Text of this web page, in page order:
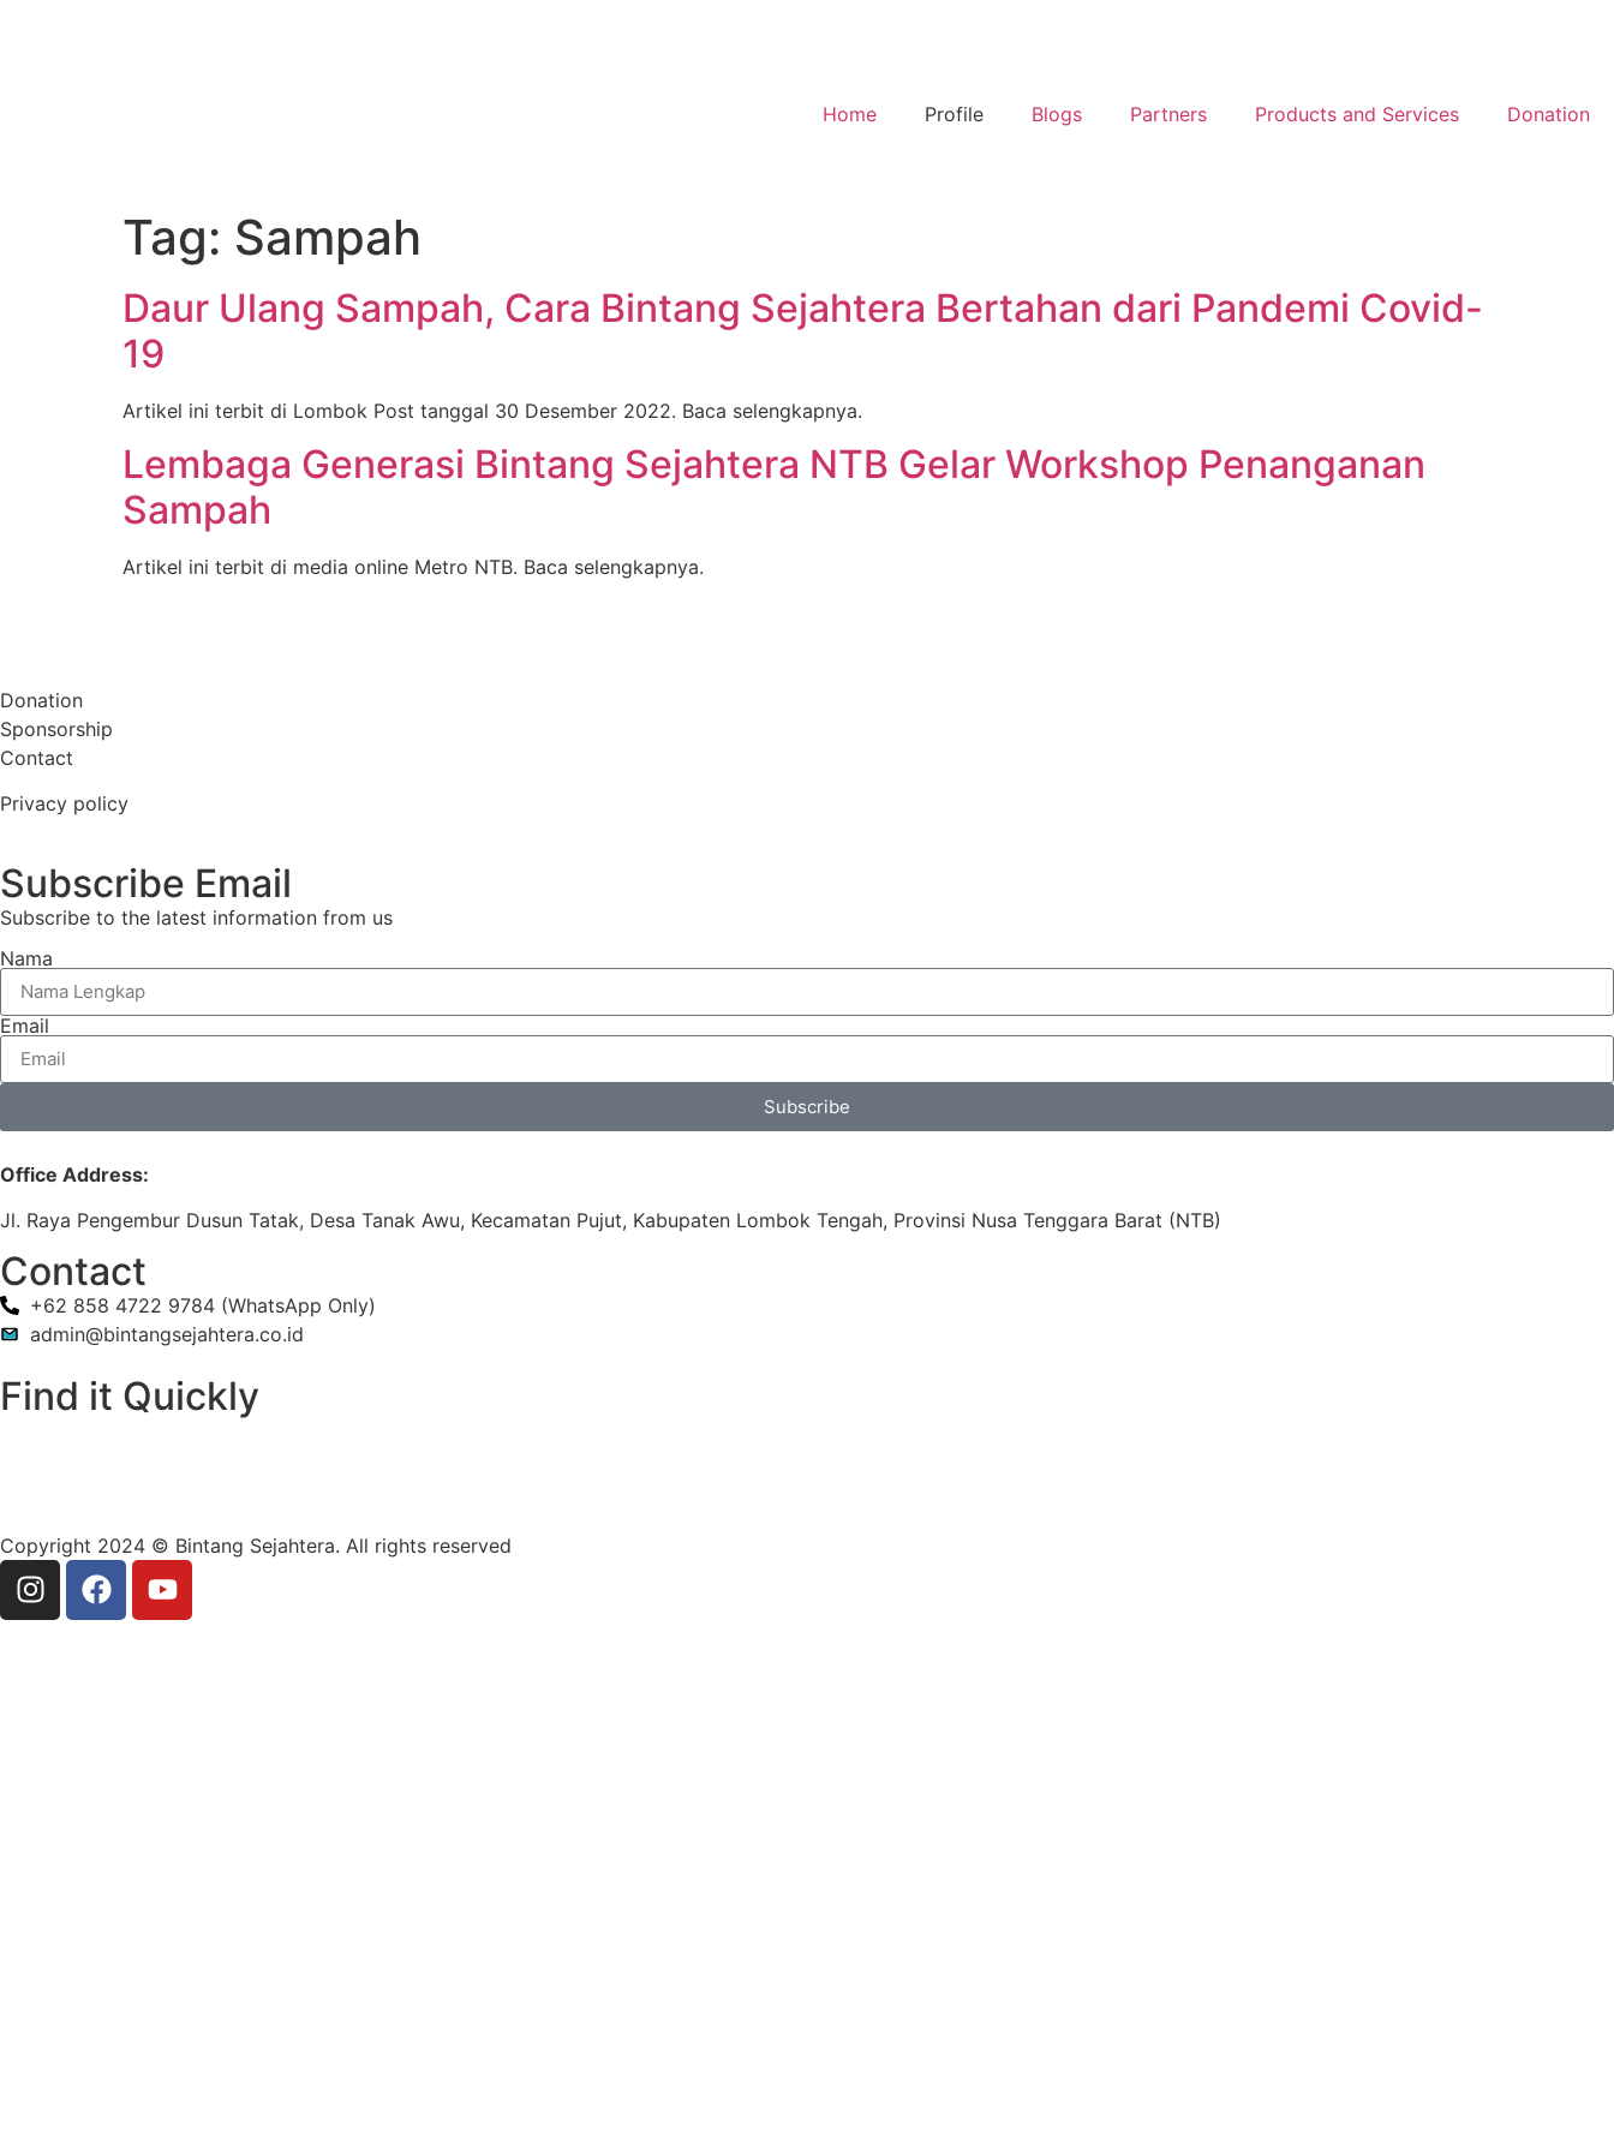
Home Profile Blogs Partners Products and Services Donation
Tag: Sampah
Daur Ulang Sampah, Cara Bintang Sejahtera Bertahan dari Pandemi Covid-
19
Artikel ini terbit di Lombok Post tanggal 30 Desember 2022. Baca selengkapnya.
Lembaga Generasi Bintang Sejahtera NTB Gelar Workshop Penanganan
Sampah
Artikel ini terbit di media online Metro NTB. Baca selengkapnya.
Donation
Sponsorship
Contact
Privacy policy
Subscribe Email
Subscribe to the latest information from us
Nama
Email
Subscribe
Office Address:
Jl. Raya Pengembur Dusun Tatak, Desa Tanak Awu, Kecamatan Pujut, Kabupaten Lombok Tengah, Provinsi Nusa Tenggara Barat (NTB)
Contact
+62 858 4722 9784 (WhatsApp Only)
admin@bintangsejahtera.co.id
Find it Quickly
Copyright 2024 © Bintang Sejahtera. All rights reserved